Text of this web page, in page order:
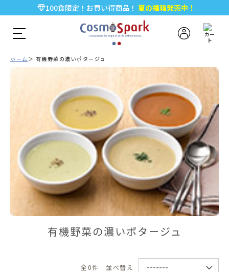
100食限定！お買い得商品！ 夏の福箱発売中！
5,000円以上のお買い物で全国一律送料無料♪
新規会員登録で今すぐ使える500ポイント プレゼント！
ホーム 有機野菜の濃いポタージュ
有機野菜の濃いポタージュ
全0件 並べ替え